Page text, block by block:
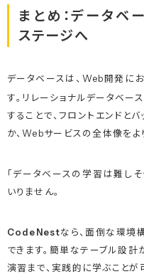
まとめ：データベ
ステージへ
データベースは、Web開発に
す。リレーショナルデータベー
することで、フロントエンドと
か、Webサービスの全体像をよ
「データベースの学習は難し
いりません。
CodeNestなら、面倒な環境
できます。簡単なテーブル設
演習まで、実践的に学ぶことが